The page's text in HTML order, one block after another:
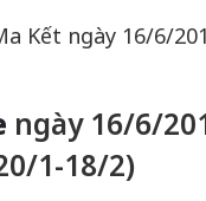
Kết ngày 16/6/
ngày 16/6/
1-18/2)